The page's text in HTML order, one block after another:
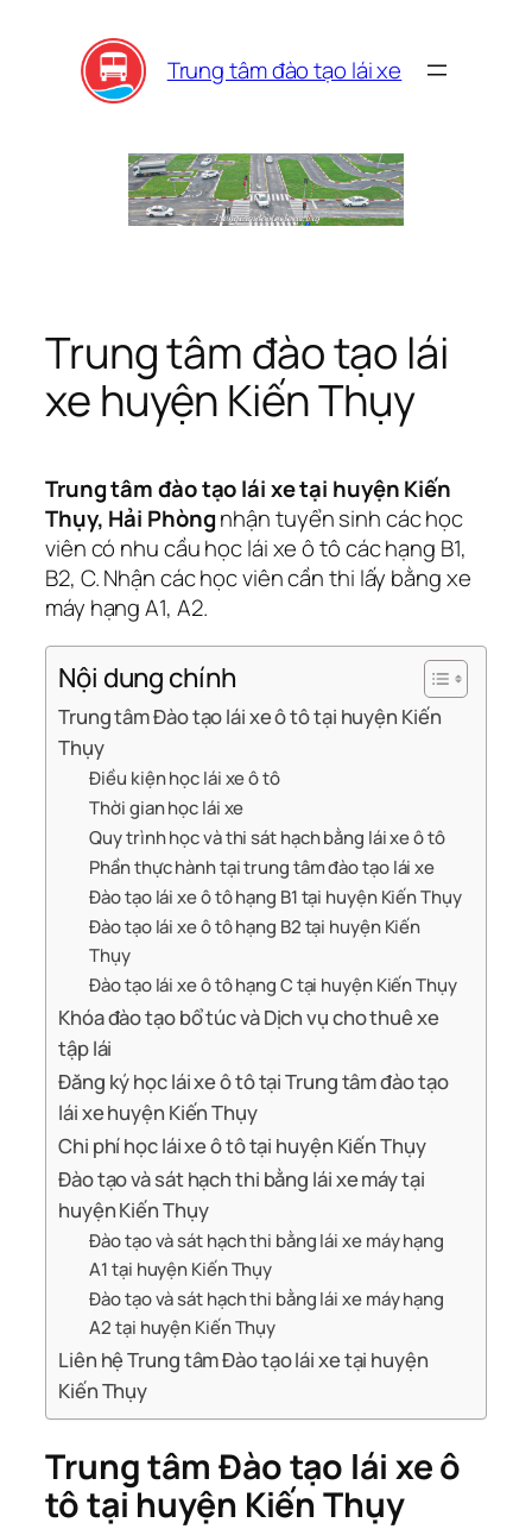
content
Trung tâm đào tạo lái xe
Trung tâm đào tạo lái
xe huyện Kiến Thụy
Trung tâm đào tạo lái xe tại huyện Kiến
Thụy, Hải Phòngnhận tuyển sinh các học
viên có nhu cầu học lái xe ô tô các hạng B1,
B2, C. Nhận các học viên cần thi lấy bằng xe
máy hạng A1, A2.
Nội dung chính
Trung tâm Đào tạo lái xe ô tô tại huyện Kiến
Thụy
Điều kiện học lái xe ô tô
Thời gian học lái xe
Quy trình học và thi sát hạch bằng lái xe ô tô
Phần thực hành tại trung tâm đào tạo lái xe
Đào tạo lái xe ô tô hạng B1 tại huyện Kiến Thụy
Đào tạo lái xe ô tô hạng B2 tại huyện Kiến
Thụy
Đào tạo lái xe ô tô hạng C tại huyện Kiến Thụy
Khóa đào tạo bổ túc và Dịch vụ cho thuê xe
tập lái
Đăng ký học lái xe ô tô tại Trung tâm đào tạo
lái xe huyện Kiến Thụy
Chi phí học lái xe ô tô tại huyện Kiến Thụy
Đào tạo và sát hạch thi bằng lái xe máy tại
huyện Kiến Thụy
Đào tạo và sát hạch thi bằng lái xe máy hạng
A1 tại huyện Kiến Thụy
Đào tạo và sát hạch thi bằng lái xe máy hạng
A2 tại huyện Kiến Thụy
Liên hệ Trung tâm Đào tạo lái xe tại huyện
Kiến Thụy
Trung tâm Đào tạo lái xe ô
tô tại huyện Kiến Thụy